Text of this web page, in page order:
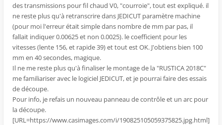
des transmissions pour fil chaud V0, "courroie", tout est expliqué. il
ne reste plus qu'à retranscrire dans JEDICUT paramètre machine
(pour moi l'erreur était simple dans nombre de mm par pas, il
fallait indiquer 0.00625 et non 0.0025). le coefficient pour les
vitesses (lente 156, et rapide 39) et tout est OK. J'obtiens bien 100
mm en 40 secondes, magique.
Il ne me reste plus qu'à finaliser le montage de la "RUSTICA 2018C"
me familiariser avec le logiciel JEDICUT, et je pourrai faire des essais
de découpe.
Pour info, je refais un nouveau panneau de contrôle et un arc pour
la découpe.
[URL=https://www.casimages.com/i/190825105059375825.jpg.html]